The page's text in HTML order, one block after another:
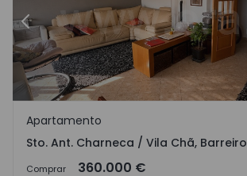
Anterior
Sto. Ant. Charneca / Vila Chã, Barreiro
Apartamento
Sto. Ant. Charneca / Vila Chã, Barreiro
Comprar 360.000 €